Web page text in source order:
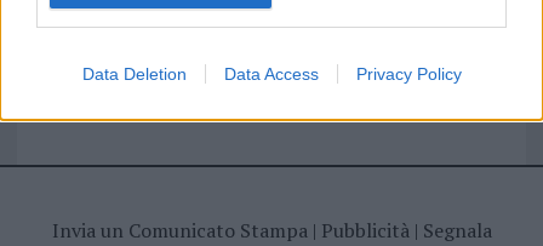
Data Deletion Data Access Privacy Policy
Giovannimaria Cabras
Invia un Comunicato Stampa| Pubblicità| Segnala